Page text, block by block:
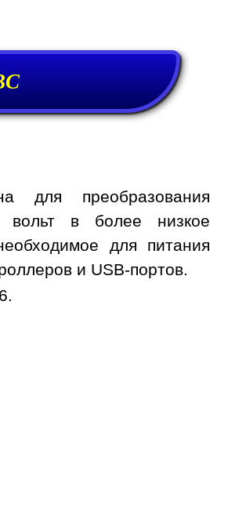
для преобразования
в более низкое
для питания
и USB-портов.